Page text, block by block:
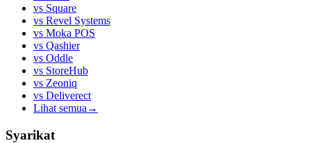
vs Square
vs Revel Systems
vs Moka POS
vs Qashier
vs Oddle
vs StoreHub
vs Zeoniq
vs Deliverect
Lihat semua →
Syarikat